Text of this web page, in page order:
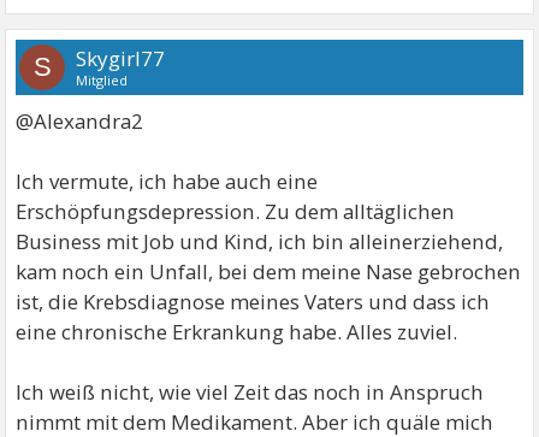
S Skygirl77
Mitglied
@Alexandra2
Ich vermute, ich habe auch eine
Erschöpfungsdepression. Zu dem alltäglichen
Business mit Job und Kind, ich bin alleinerziehend,
kam noch ein Unfall, bei dem meine Nase gebrochen
ist, die Krebsdiagnose meines Vaters und dass ich
eine chronische Erkrankung habe. Alles zuviel.
Ich weiß nicht, wie viel Zeit das noch in Anspruch
nimmt mit dem Medikament. Aber ich quäle mich